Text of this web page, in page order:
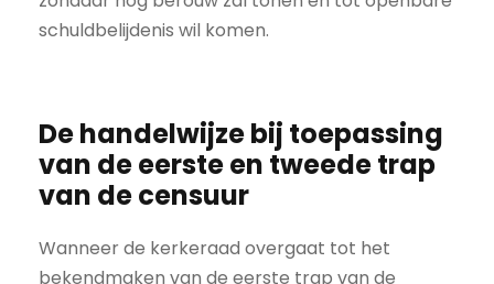
schuldbelijdenis wil komen.
De handelwijze bij toepassing
van de eerste en tweede trap
van de censuur
Wanneer de kerkeraad overgaat tot het
bekendmaken van de eerste trap van de